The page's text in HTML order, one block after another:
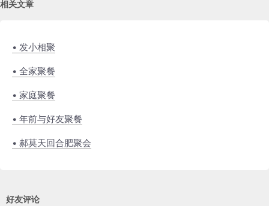
相关文章
• 发小相聚
• 全家聚餐
• 家庭聚餐
• 年前与好友聚餐
• 郝莫天回合肥聚会
好友评论